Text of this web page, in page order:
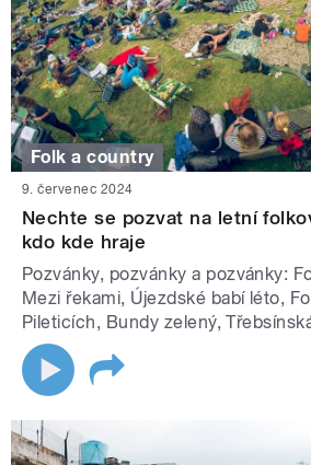
Folk a country
9. červenec 2024
Nechte se pozvat na letní
kdo kde hraje
Pozvánky, pozvánky a pozvánky:
Mezi řekami, Újezdské babí léto,
Pileticích, Bundy zelený,